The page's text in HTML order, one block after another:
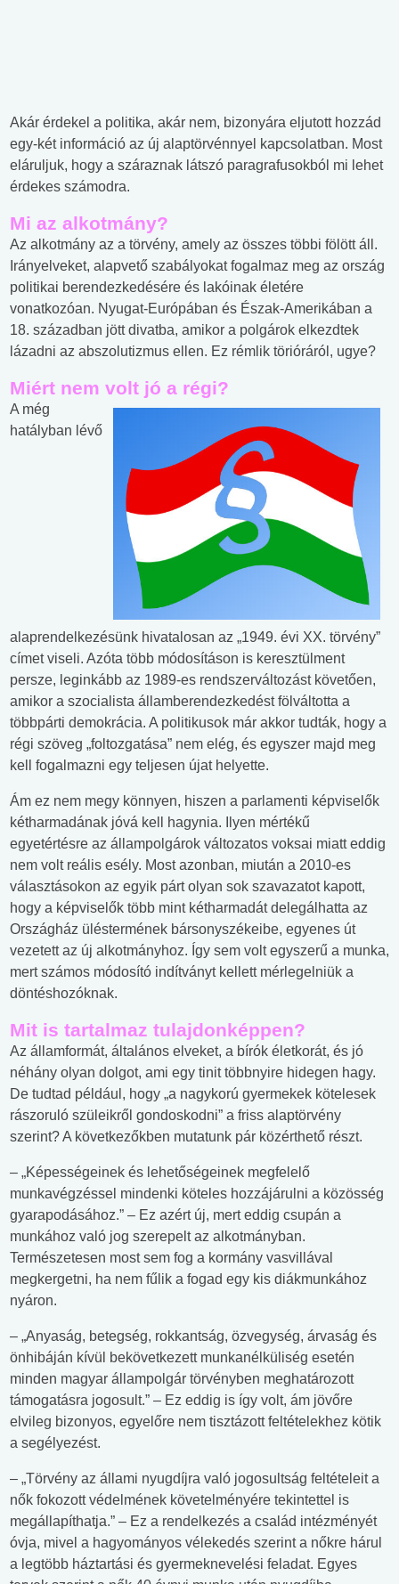
Akár érdekel a politika, akár nem, bizonyára eljutott hozzád
egy-két információ az új alaptörvénnyel kapcsolatban. Most
eláruljuk, hogy a száraznak látszó paragrafusokból mi lehet
érdekes számodra.
Mi az alkotmány?
Az alkotmány az a törvény, amely az összes többi fölött áll.
Irányelveket, alapvető szabályokat fogalmaz meg az ország
politikai berendezkedésére és lakóinak életére
vonatkozóan. Nyugat-Európában és Észak-Amerikában a
18. században jött divatba, amikor a polgárok elkezdtek
lázadni az abszolutizmus ellen. Ez rémlik törióráról, ugye?
Miért nem volt jó a régi?
A még
hatályban lévő
alaprendelkezésünk hivatalosan az „1949. évi XX. törvény”
címet viseli. Azóta több módosításon is keresztülment
persze, leginkább az 1989-es rendszerváltozást követően,
amikor a szocialista államberendezkedést fölváltotta a
többpárti demokrácia. A politikusok már akkor tudták, hogy a
régi szöveg „foltozgatása” nem elég, és egyszer majd meg
kell fogalmazni egy teljesen újat helyette.
Ám ez nem megy könnyen, hiszen a parlamenti képviselők
kétharmadának jóvá kell hagynia. Ilyen mértékű
egyetértésre az állampolgárok változatos voksai miatt eddig
nem volt reális esély. Most azonban, miután a 2010-es
választásokon az egyik párt olyan sok szavazatot kapott,
hogy a képviselők több mint kétharmadát delegálhatta az
Országház üléstermének bársonyszékeibe, egyenes út
vezetett az új alkotmányhoz. Így sem volt egyszerű a munka,
mert számos módosító indítványt kellett mérlegelniük a
döntéshozóknak.
Mit is tartalmaz tulajdonképpen?
Az államformát, általános elveket, a bírók életkorát, és jó
néhány olyan dolgot, ami egy tinit többnyire hidegen hagy.
De tudtad például, hogy „a nagykorú gyermekek kötelesek
rászoruló szüleikről gondoskodni” a friss alaptörvény
szerint? A következőkben mutatunk pár közérthető részt.
– „Képességeinek és lehetőségeinek megfelelő
munkavégzéssel mindenki köteles hozzájárulni a közösség
gyarapodásához.” – Ez azért új, mert eddig csupán a
munkához való jog szerepelt az alkotmányban.
Természetesen most sem fog a kormány vasvillával
megkergetni, ha nem fűlik a fogad egy kis diákmunkához
nyáron.
– „Anyaság, betegség, rokkantság, özvegység, árvaság és
önhibáján kívül bekövetkezett munkanélküliség esetén
minden magyar állampolgár törvényben meghatározott
támogatásra jogosult.” – Ez eddig is így volt, ám jövőre
elvileg bizonyos, egyelőre nem tisztázott feltételekhez kötik
a segélyezést.
– „Törvény az állami nyugdíjra való jogosultság feltételeit a
nők fokozott védelmének követelményére tekintettel is
megállapíthatja.” – Ez a rendelkezés a család intézményét
óvja, mivel a hagyományos vélekedés szerint a nőkre hárul
a legtöbb háztartási és gyermeknevelési feladat. Egyes